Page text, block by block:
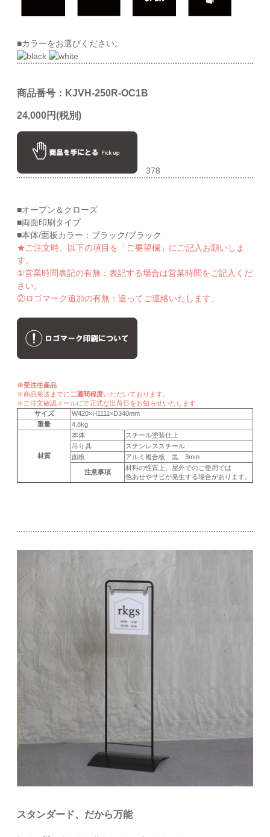
■カラーをお選びください。
商品番号： KJVH-250R-OC1B
24,000円(税別)
378
■オープン＆クローズ
■両面印刷タイプ
■本体/面板カラー：ブラック/ブラック
★ご注文時、以下の項目を「ご要望欄」にご記入お願いしま
す。
①営業時間表記の有無：表記する場合は営業時間をご記入くだ
さい。
②ロゴマーク追加の有無：追ってご連絡いたします。
※受注生産品
※商品発送までに二週間程度いただいております。
※ご注文確認メールにて正式な出荷日をお知らせいたします。
サイズ
W420×H1111×D340mm
重量
4.8kg
材質
本体
スチール塗装仕上
吊り具
ステンレススチール
面板
アルミ複合板 黒 3mm
注意事項
材料の性質上、屋外でのご使用では
色あせやサビが発生する場合があります。
スタンダード、だから万能